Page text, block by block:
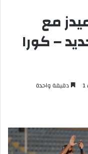
مع
– كورا
1 دقيقة واحدة